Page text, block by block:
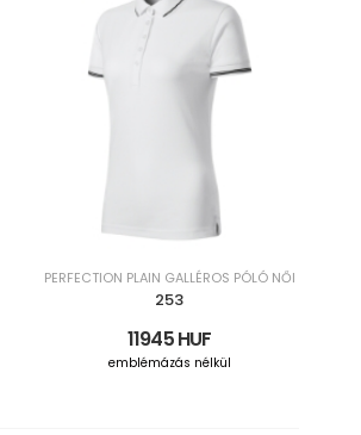
PERFECTION PLAIN GALLÉROS PÓLÓ NŐI
253
11945 HUF
emblémázás nélkül